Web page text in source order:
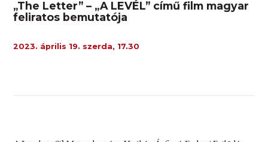
„The Letter” – „A LEVÉL” című film magyar
feliratos bemutatója
2023. április 19. szerda, 17.30